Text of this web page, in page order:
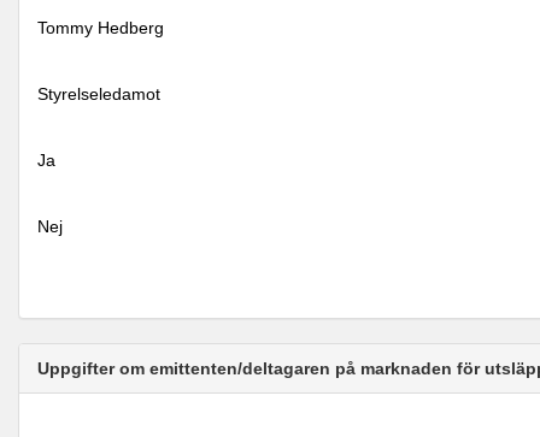
Tommy Hedberg
Styrelseledamot
Ja
Nej
Uppgifter om emittenten/deltagaren på marknaden för